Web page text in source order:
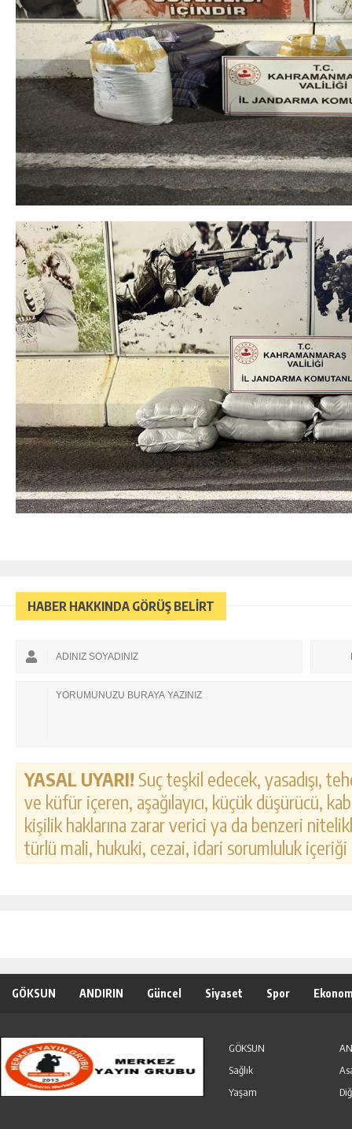
HABER HAKKINDA GÖRÜŞ BELİRT
YASAL UYARI! Suç teşkil edecek, yasadışı,
ve küfür içeren, aşağılayıcı, küçük düşürücü,
kişilik haklarına zarar verici ya da benzeri
türlü mali, hukuki, cezai, idari sorumluluk
GÖKSUN ANDIRIN Güncel Siyaset Spor
GÖKSUN
Sağlık
Yaşam